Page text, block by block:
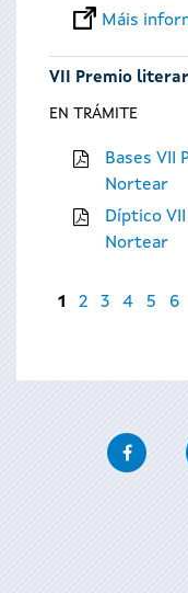
Máis
VII Premio
EN TRÁMITE
Bases VII
Nortear
Díptico
Nortear
Páxinas
1 2 3 4 5 6